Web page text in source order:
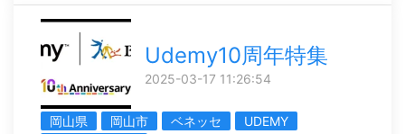
Udemy10周年特集
2025-03-17 11:26:54
岡山県 岡山市 ベネッセ
UDEMY